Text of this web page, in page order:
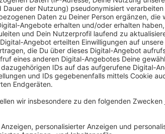
Ein ausgebüxtes Schwein hat auf der A3 bei
Autofahrer hatte es in einem Holzverschlag
Darüber hatte er noch eine Plane gespannt.
während der Fahrt entkommen und lief dann
verletzte es sich leicht und rettete sich
Feuerwehr brachte das Schwein von